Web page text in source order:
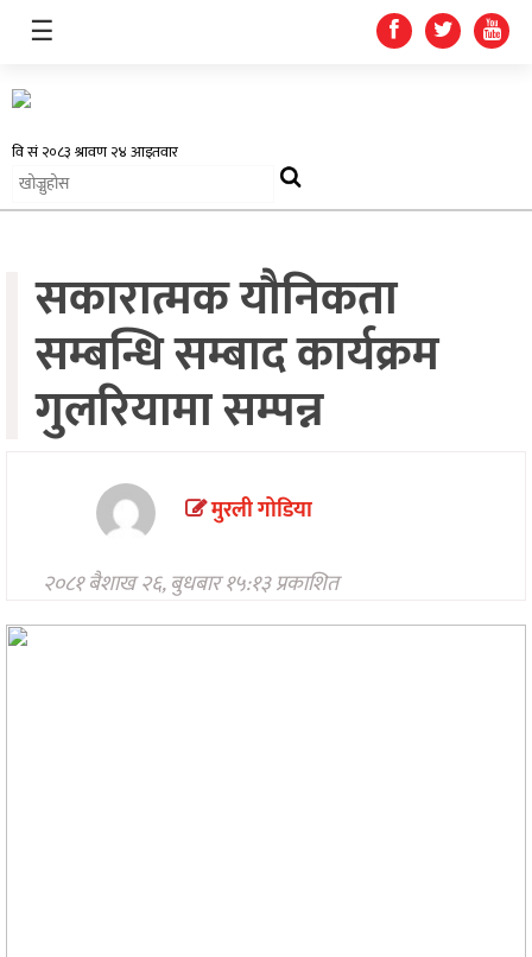
प्रदेश
राजनीति
अर्थतन्त्र
अन्तर्राष्ट्रिय
अन्तरवार्ता/
विचार
☰
सकारात्मक यौनिकता
सम्बन्धि सम्बाद कार्यक्रम
गुलरियामा सम्पन्न
मुरली गोडिया
२०८१ बैशाख २६, बुधबार १५:१३ प्रकाशित